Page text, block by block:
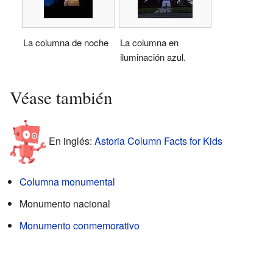
La columna de noche
La columna en
iluminación azul.
Véase también
En inglés: Astoria Column Facts for Kids
Columna monumental
Monumento nacional
Monumento conmemorativo